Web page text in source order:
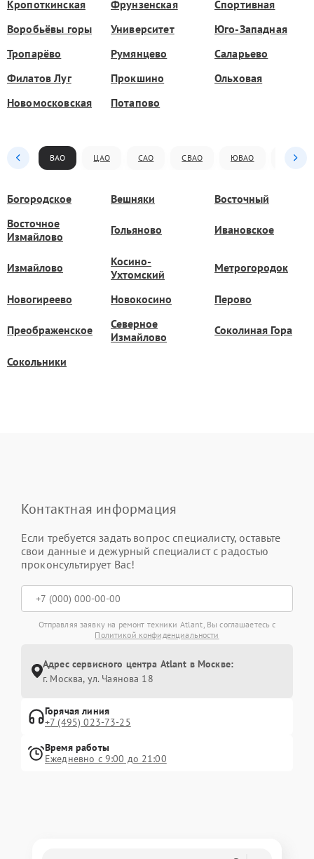
Кропоткинская Фрунзенская
Спортивная
Воробьёвы горы
Университет
Юго-Западная
Тропарёво
Румянцево
Саларьево
Филатов Луг
Прокшино
Ольховая
Новомосковская
Потапово
ВАО ЦАО САО СВАО ЮВАО ЮАО
Богородское Вешняки
Восточный
Восточное
Измайлово
Гольяново Ивановское
Измайлово
Косино-
Ухтомский
Метрогородок
Новогиреево Новокосино Перово
Преображенское
Северное
Измайлово
Соколиная Гора
Сокольники
Контактная информация
Если требуется задать вопрос специалисту, оставьте
свои данные и дежурный специалист с радостью
проконсультирует Вас!
Отправляя заявку на ремонт техники Atlant, Вы соглашаетесь с
Политикой конфиденциальности
Адрес сервисного центра Atlant в Москве:
г. Москва, ул. Чаянова 18
Горячая линия
+7 (495) 023-73-25
Время работы
Ежедневно с 9:00 до 21:00